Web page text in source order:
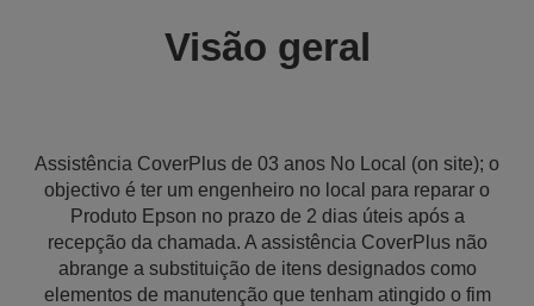
Visão geral
Assistência CoverPlus de 03 anos No Local (on site); o
objectivo é ter um engenheiro no local para reparar o
Produto Epson no prazo de 2 dias úteis após a
recepção da chamada. A assistência CoverPlus não
abrange a substituição de itens designados como
elementos de manutenção que tenham atingido o fim